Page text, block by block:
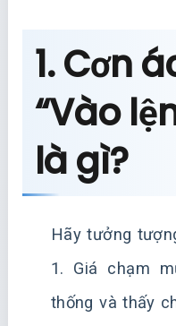
1. Cơn
“Vào
là gì?
Hãy tưởng
1. Giá chạm
thống và thấy